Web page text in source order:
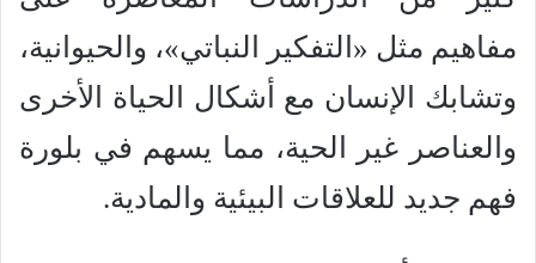
مفاهيم مثل «التفكير النباتي»، والحيوانية،
وتشابك الإنسان مع أشكال الحياة الأخرى
والعناصر غير الحية، مما يسهم في بلورة
فهم جديد للعلاقات البيئية والمادية.